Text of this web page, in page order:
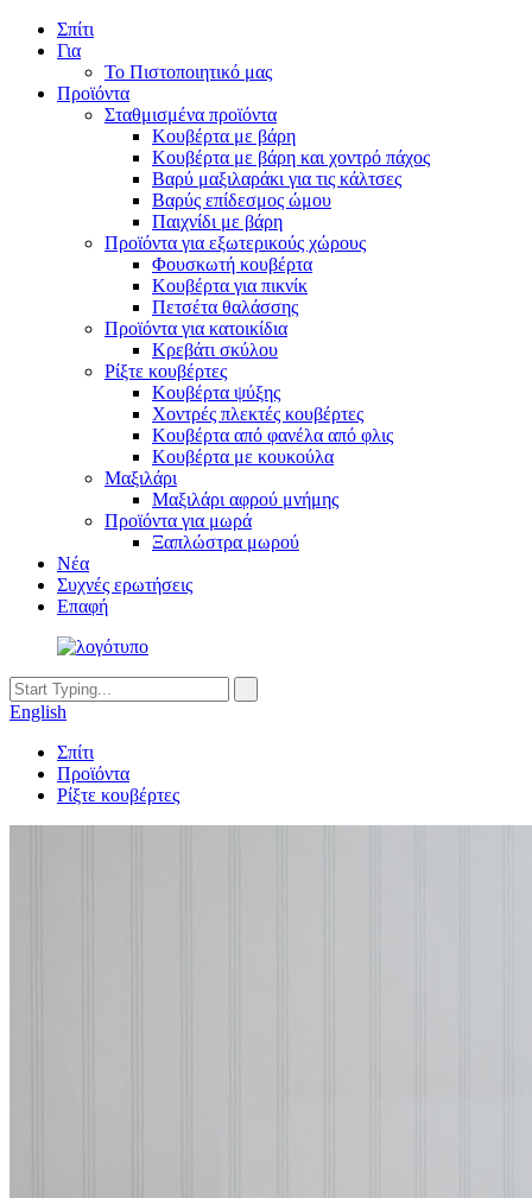
Σπίτι
Για
Το Πιστοποιητικό μας
Προϊόντα
Σταθμισμένα προϊόντα
Κουβέρτα με βάρη
Κουβέρτα με βάρη και χοντρό πάχος
Βαρύ μαξιλαράκι για τις κάλτσες
Βαρύς επίδεσμος ώμου
Παιχνίδι με βάρη
Προϊόντα για εξωτερικούς χώρους
Φουσκωτή κουβέρτα
Κουβέρτα για πικνίκ
Πετσέτα θαλάσσης
Προϊόντα για κατοικίδια
Κρεβάτι σκύλου
Ρίξτε κουβέρτες
Κουβέρτα ψύξης
Χοντρές πλεκτές κουβέρτες
Κουβέρτα από φανέλα από φλις
Κουβέρτα με κουκούλα
Μαξιλάρι
Μαξιλάρι αφρού μνήμης
Προϊόντα για μωρά
Ξαπλώστρα μωρού
Νέα
Συχνές ερωτήσεις
Επαφή
English
Σπίτι
Προϊόντα
Ρίξτε κουβέρτες